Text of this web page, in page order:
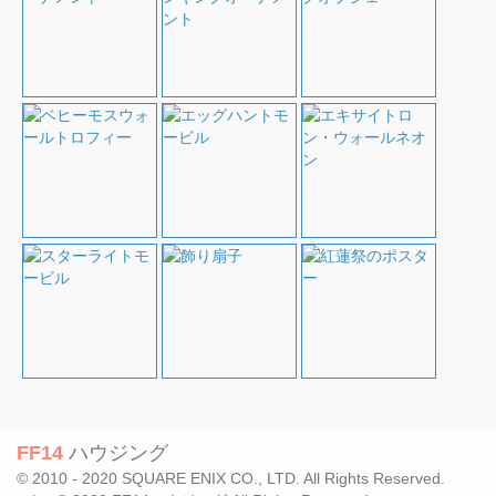
FF14 ハウジング
© 2010 - 2020 SQUARE ENIX CO., LTD. All Rights Reserved.